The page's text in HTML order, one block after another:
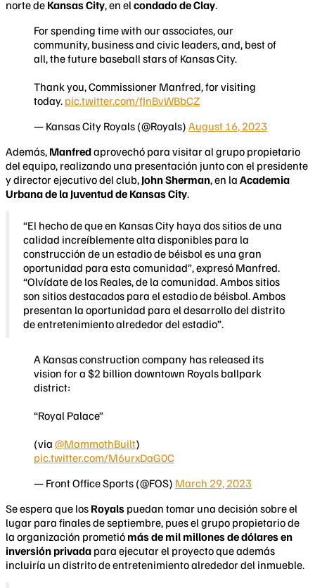
norte de Kansas City, en el condado de Clay.
For spending time with our associates, our
community, business and civic leaders, and, best of
all, the future baseball stars of Kansas City.
Thank you, Commissioner Manfred, for visiting
today. pic.twitter.com/fJnBvWBbCZ
— Kansas City Royals (@Royals) August 16, 2023
Además, Manfredaprovechó para visitar al grupo propietario
del equipo, realizando una presentación junto con el presidente
y director ejecutivo del club, John Sherman, en la Academia
Urbana de la Juventud de Kansas City.
“El hecho de que en Kansas City haya dos sitios de una
calidad increíblemente alta disponibles para la
construcción de un estadio de béisbol es una gran
oportunidad para esta comunidad”, expresó Manfred.
“Olvídate de los Reales, de la comunidad. Ambos sitios
son sitios destacados para el estadio de béisbol. Ambos
presentan la oportunidad para el desarrollo del distrito
de entretenimiento alrededor del estadio”.
A Kansas construction company has released its
vision for a $2 billion downtown Royals ballpark
district:
“Royal Palace”
(via @MammothBuilt)
pic.twitter.com/M6urxDaG0C
— Front Office Sports (@FOS) March 29, 2023
Se espera que los Royals puedan tomar una decisión sobre el
lugar para finales de septiembre, pues el grupo propietario de
la organización prometió más de mil millones de dólares en
inversión privada para ejecutar el proyecto que además
incluiría un distrito de entretenimiento alrededor del inmueble.